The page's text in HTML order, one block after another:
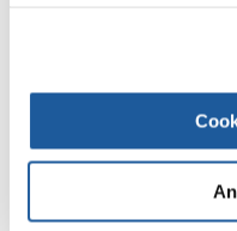
max. 0,61%.
Zur Ergänzung des täglichen